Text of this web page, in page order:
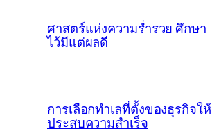
ศาสตร์แห่งความร่ำรวย ศึกษา
ไว้มีแต่ผลดี
การเลือกทำเลที่ตั้งของธุรกิจให้
ประสบความสำเร็จ